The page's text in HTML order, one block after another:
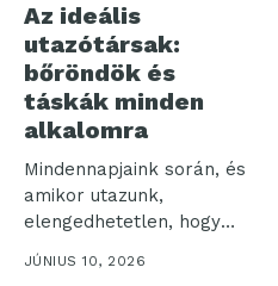
Az ideális
utazótársak:
bőröndök és
táskák minden
alkalomra
Mindennapjaink során, és
amikor utazunk,
elengedhetetlen, hogy
legyen egy megbízható
táskánk vagy...
JÚNIUS 10, 2026